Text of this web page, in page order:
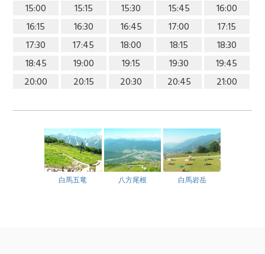
15:00
15:15 15:30 15:45
16:00
16:15
16:30 16:45 17:00
17:15
17:30
17:45 18:00 18:15
18:30
18:45
19:00 19:15 19:30
19:45
20:00
20:15 20:30 20:45 21:00
白馬五竜 八方尾根 白馬岩岳